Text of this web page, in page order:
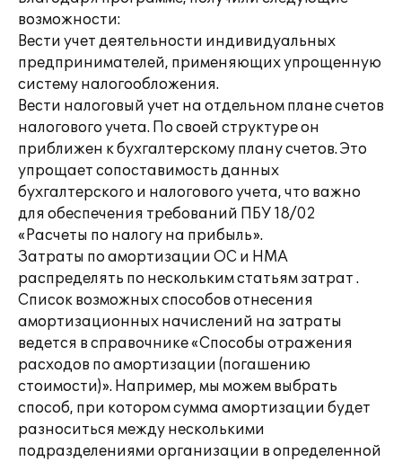
возможности:
Вести учет деятельности индивидуальных
предпринимателей, применяющих упрощенную
систему налогообложения.
Вести налоговый учет на отдельном плане счетов
налогового учета. По своей структуре он
приближен к бухгалтерскому плану счетов. Это
упрощает сопоставимость данных
бухгалтерского и налогового учета, что важно
для обеспечения требований ПБУ 18/02
«Расчеты по налогу на прибыль».
Затраты по амортизации ОС и НМА
распределять по нескольким статьям затрат .
Список возможных способов отнесения
амортизационных начислений на затраты
ведется в справочнике «Способы отражения
расходов по амортизации (погашению
стоимости)». Например, мы можем выбрать
способ, при котором сумма амортизации будет
разноситься между несколькими
подразделениями организации в определенной